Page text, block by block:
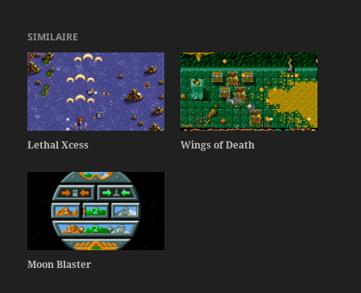
SIMILAIRE
Lethal Xcess Wings of Death
Moon Blaster